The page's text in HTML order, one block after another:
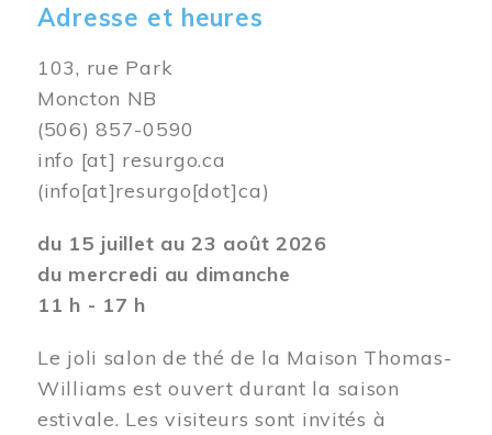
Adresse et heures
103, rue Park
Moncton NB
(506) 857-0590
info [at] resurgo.ca
(info[at]resurgo[dot]ca)
du 15 juillet au 23 août 2026
du mercredi au dimanche
11 h - 17 h
Le joli salon de thé de la Maison Thomas-
Williams est ouvert durant la saison
estivale. Les visiteurs sont invités à